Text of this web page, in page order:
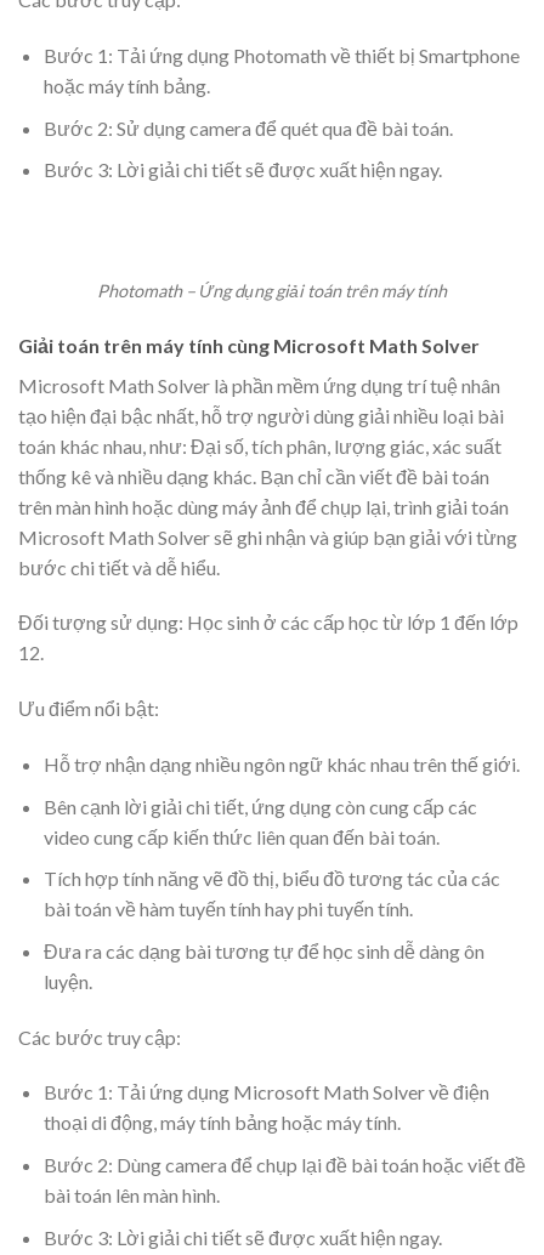
Bước 1: Tải ứng dụng Photomath về thiết bị Smartphone
hoặc máy tính bảng.
Bước 2: Sử dụng camera để quét qua đề bài toán.
Bước 3: Lời giải chi tiết sẽ được xuất hiện ngay.
Photomath – Ứng dụng giải toán trên máy tính
Giải toán trên máy tính cùng Microsoft Math Solver
Microsoft Math Solver là phần mềm ứng dụng trí tuệ nhân
tạo hiện đại bậc nhất, hỗ trợ người dùng giải nhiều loại bài
toán khác nhau, như: Đại số, tích phân, lượng giác, xác suất
thống kê và nhiều dạng khác. Bạn chỉ cần viết đề bài toán
trên màn hình hoặc dùng máy ảnh để chụp lại, trình giải toán
Microsoft Math Solver sẽ ghi nhận và giúp bạn giải với từng
bước chi tiết và dễ hiểu.
Đối tượng sử dụng: Học sinh ở các cấp học từ lớp 1 đến lớp
12.
Ưu điểm nổi bật:
Hỗ trợ nhận dạng nhiều ngôn ngữ khác nhau trên thế giới.
Bên cạnh lời giải chi tiết, ứng dụng còn cung cấp các
video cung cấp kiến thức liên quan đến bài toán.
Tích hợp tính năng vẽ đồ thị, biểu đồ tương tác của các
bài toán về hàm tuyến tính hay phi tuyến tính.
Đưa ra các dạng bài tương tự để học sinh dễ dàng ôn
luyện.
Các bước truy cập:
Bước 1: Tải ứng dụng Microsoft Math Solver về điện
thoại di động, máy tính bảng hoặc máy tính.
Bước 2: Dùng camera để chụp lại đề bài toán hoặc viết đề
bài toán lên màn hình.
Bước 3: Lời giải chi tiết sẽ được xuất hiện ngay.